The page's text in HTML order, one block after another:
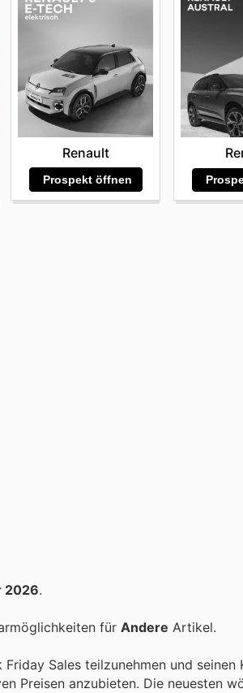
Renault
Prospekt öffnen
2026.
für Andere Artikel.
Sales teilzunehmen und seinen
Preisen anzubieten. Die neuesten